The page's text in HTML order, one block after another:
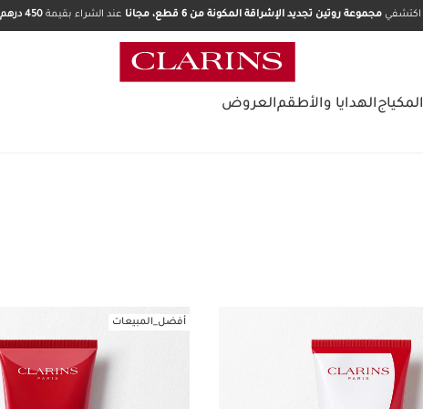
اكتشفي مجموعة روتين تجديد الإشراقة المكونة من 6 قطع، مجانا عند الشراء بقيمة 450 درهم.
المكياجالهدايا والأطقمالعروض
أفضل_المبيعات